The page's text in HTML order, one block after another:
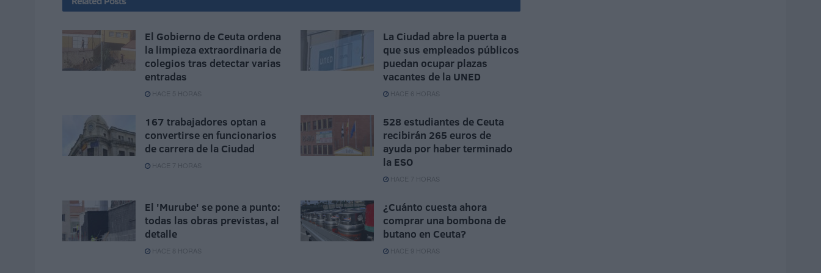
El Gobierno de Ceuta ordena
la limpieza extraordinaria de
colegios tras detectar varias
entradas
HACE 5 HORAS
La Ciudad abre la puerta a
que sus empleados públicos
puedan ocupar plazas
vacantes de la UNED
HACE 6 HORAS
167 trabajadores optan a
convertirse en funcionarios
de carrera de la Ciudad
HACE 7 HORAS
528 estudiantes de Ceuta
recibirán 265 euros de
ayuda por haber terminado
la ESO
HACE 7 HORAS
El 'Murube' se pone a punto:
todas las obras previstas, al
detalle
HACE 8 HORAS
¿Cuánto cuesta ahora
comprar una bombona de
butano en Ceuta?
HACE 9 HORAS